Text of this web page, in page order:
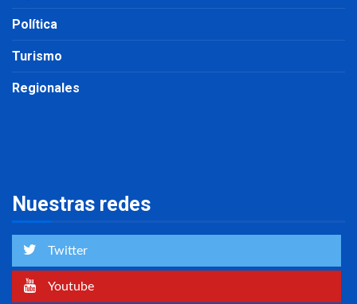
Política
Turismo
Regionales
Nuestras redes
Twitter
Youtube